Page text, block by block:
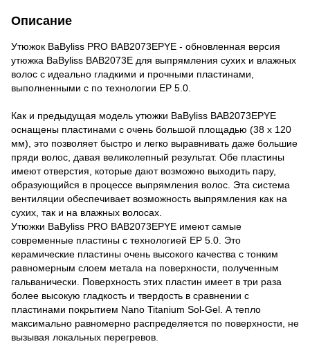
Описание
Утюжок BaByliss PRO BAB2073EPYE - обновленная версия
утюжка BaByliss BAB2073E для выпрямления сухих и влажных
волос с идеально гладкими и прочными пластинами,
выполненными с по технологии EP 5.0.
Как и предыдущая модель утюжки BaByliss BAB2073EPYE
оснащены пластинами с очень большой площадью (38 x 120
мм), это позволяет быстро и легко выравнивать даже большие
пряди волос, давая великолепный результат. Обе пластины
имеют отверстия, которые дают возможно выходить пару,
образующийся в процессе выпрямления волос. Эта система
вентиляции обеспечивает возможность выпрямления как на
сухих, так и на влажных волосах.
Утюжки BaByliss PRO BAB2073EPYE имеют самые
современные пластины с технологией EP 5.0. Это
керамические пластины очень высокого качества с тонким
равномерным слоем метала на поверхности, полученным
гальванически. Поверхность этих пластин имеет в три раза
более высокую гладкость и твердость в сравнении с
пластинами покрытием Nano Titanium Sol-Gel. А тепло
максимально равномерно распределяется по поверхности, не
вызывая локальных перегревов.